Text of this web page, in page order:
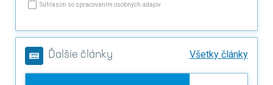
Súhlasím so spracovaním osobných údajov
Ďalšie články Všetky články